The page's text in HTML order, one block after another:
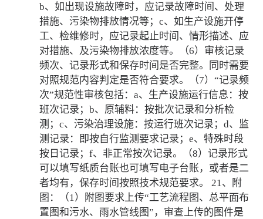
b、如出现设施故障时，应记录故障时间、处理
措施、污染物排放情况等；c、如生产设施开停
工、检维修时，应记录起止时间、情形描述、应
对措施、及污染物排放浓度等。（6）审核记录
频次、记录形式和保存时间是否完整。同时需要
对照规范内容判定是否符合要求。（7）“记录频
次”规范性审核包括：a、生产设施运行信息：按
班次记录；b、原辅料：按批次记录和分析检
测；c、污染治理设施：按运行班次记录；d、监
测记录：即按自行监测要求记录；e、特殊时段
按日记录；f、非正常按次记录。（8）记录形式
可以填写纸质台账也可填写电子台账，或者是二
者均有，保存时间按照技术规范要求。 21、附
图：（1）附图要求上传“工艺流程图、总平面布
置图和污水、雨水管线图”，审查上传的图件是